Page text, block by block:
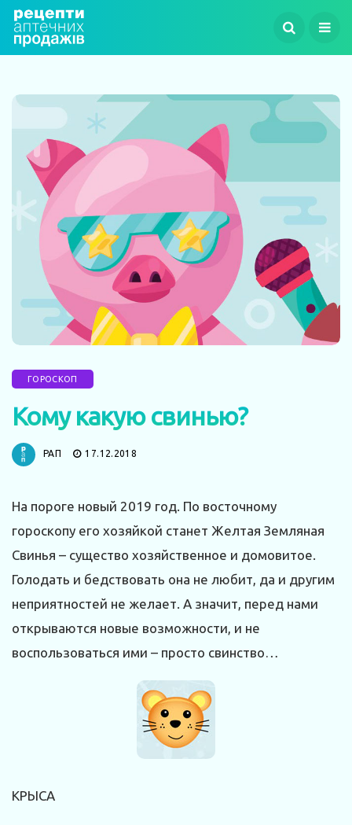
ГОРОСКОП
Кому какую свинью?
РАП 17.12.2018
На пороге новый 2019 год. По восточному
гороскопу его хозяйкой станет Желтая Земляная
Свинья – существо хозяйственное и домовитое.
Голодать и бедствовать она не любит, да и другим
неприятностей не желает. А значит, перед нами
открываются новые возможности, и не
воспользоваться ими – просто свинство…
КРЫСА